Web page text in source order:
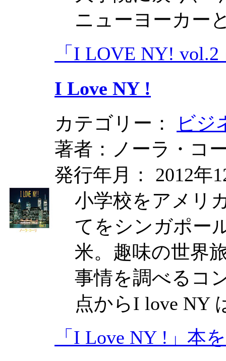
ニューヨーカー
「I LOVE NY!
I Love NY !
カテゴリー：
ビジ
著者：ノーラ・コ
発行年月： 2012年
小学校をアメリ
てをシンガポー
米。趣味の世界
事情を調べるコ
点からI love NY
「I Love NY !」本